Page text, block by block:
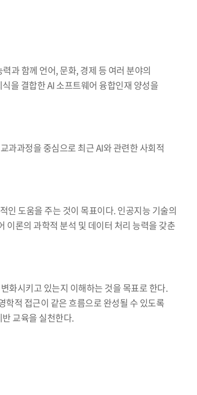
과 함께 언어, 문화, 경제 등 여러 분야의
을 결합한 AI 소프트웨어 융합인재 양성을
과과정을 중심으로 최근 AI와 관련한 사회적
인 도움을 주는 것이 목표이다. 인공지능 기술의
이론의 과학적 분석 및 데이터 처리 능력을 갖춘
화시키고 있는지 이해하는 것을 목표로 한다.
학적 접근이 같은 흐름으로 완성될 수 있도록
교육을 실천한다.